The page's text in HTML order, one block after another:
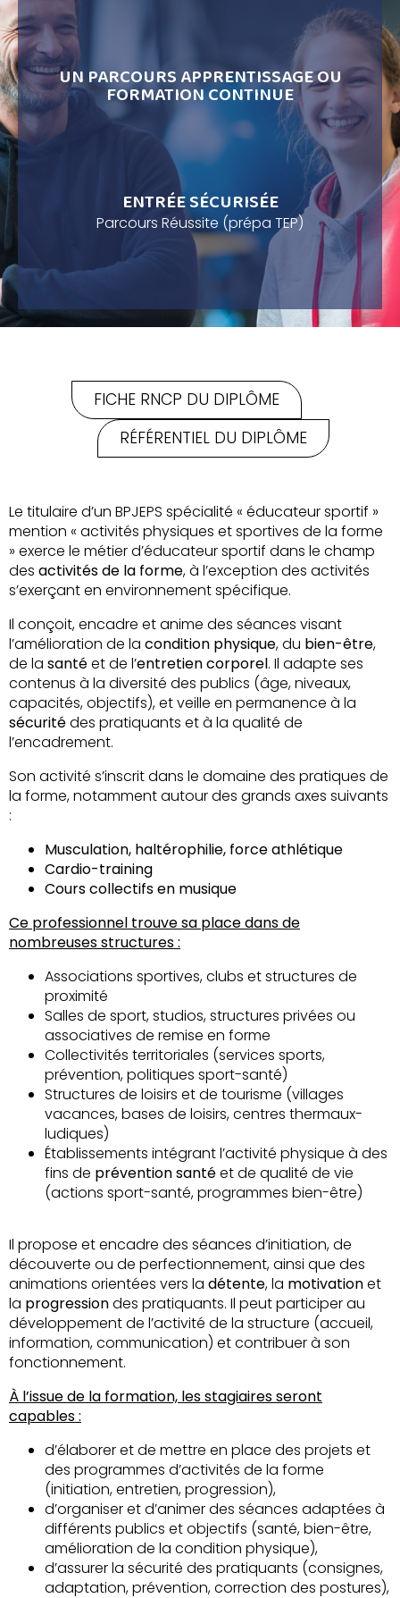
UN PARCOURS APPRENTISSAGE OU
FORMATION CONTINUE
ENTRÉE SÉCURISÉE
Parcours Réussite (prépa TEP)
FICHE RNCP DU DIPLÔME
RÉFÉRENTIEL DU DIPLÔME
Le titulaire d’un BPJEPS spécialité « éducateur sportif »
mention « activités physiques et sportives de la forme
» exerce le métier d’éducateur sportif dans le champ
des activités de la forme, à l’exception des activités
s’exerçant en environnement spécifique.
Il conçoit, encadre et anime des séances visant
l’amélioration de la condition physique, du bien-être,
de la santéet de l’entretien corporel. Il adapte ses
contenus à la diversité des publics (âge, niveaux,
capacités, objectifs), et veille en permanence à la
sécuritédes pratiquants et à la qualité de
l’encadrement.
Son activité s’inscrit dans le domaine des pratiques de
la forme, notamment autour des grands axes suivants
:
Musculation, haltérophilie, force athlétique
Cardio-training
Cours collectifs en musique
Ce professionnel trouve sa place dans de
nombreuses structures :
Associations sportives, clubs et structures de
proximité
Salles de sport, studios, structures privées ou
associatives de remise en forme
Collectivités territoriales (services sports,
prévention, politiques sport-santé)
Structures de loisirs et de tourisme (villages
vacances, bases de loisirs, centres thermaux-
ludiques)
Établissements intégrant l’activité physique à des
fins de prévention santéet de qualité de vie
(actions sport-santé, programmes bien-être)
Il propose et encadre des séances d’initiation, de
découverte ou de perfectionnement, ainsi que des
animations orientées vers la détente, la motivationet
la progressiondes pratiquants. Il peut participer au
développement de l’activité de la structure (accueil,
information, communication) et contribuer à son
fonctionnement.
À l’issue de la formation, les stagiaires seront
capables :
d’élaborer et de mettre en place des projets et
des programmes d’activités de la forme
(initiation, entretien, progression),
d’organiser et d’animer des séances adaptées à
différents publics et objectifs (santé, bien-être,
amélioration de la condition physique),
d’assurer la sécurité des pratiquants (consignes,
adaptation, prévention, correction des postures),